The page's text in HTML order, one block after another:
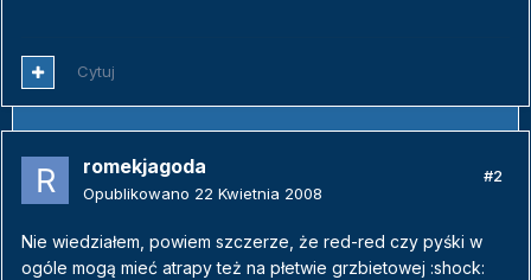
Cytuj
romekjagoda
Opublikowano 22 Kwietnia 2008
#2
Nie wiedziałem, powiem szczerze, że red-red czy pyśki w
ogóle mogą mieć atrapy też na płetwie grzbietowej :shock: